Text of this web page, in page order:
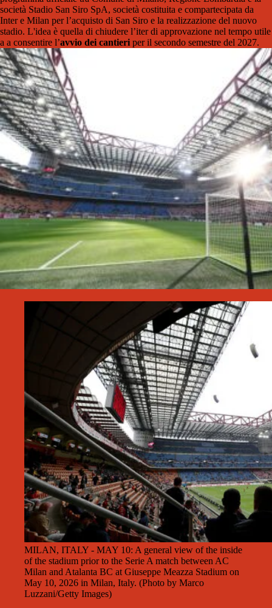
società Stadio San Siro SpA, società costituita e compartecipata da
Inter e Milan per l’acquisto di San Siro e la realizzazione del nuovo
stadio. L'idea è quella di chiudere l’iter di approvazione nel tempo utile
a a consentire l’avvio dei cantieri per il secondo semestre del 2027.
MILAN, ITALY - MAY 10: A general view of the inside
of the stadium prior to the Serie A match between AC
Milan and Atalanta BC at Giuseppe Meazza Stadium on
May 10, 2026 in Milan, Italy. (Photo by Marco
Luzzani/Getty Images)